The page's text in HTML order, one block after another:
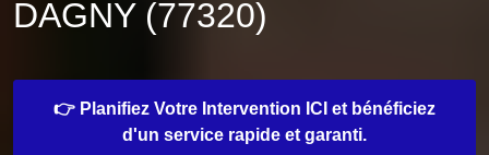
DAGNY (77320)
👉 Planifiez Votre Intervention ICI et bénéficiez
d'un service rapide et garanti.